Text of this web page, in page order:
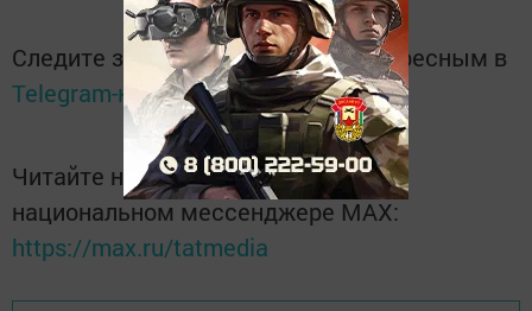
Следите за самым важным и интересным в
Telegram-каналеТатмедиа
Читайте новости Татарстана в
национальном мессенджере MАХ:
https://max.ru/tatmedia